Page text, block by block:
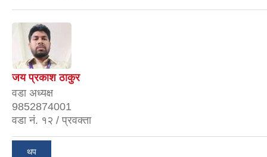
जय प्रकाश ठाकुर
वडा अध्यक्ष
9852874001
वडा नं. १२ / प्रवक्ता
थप